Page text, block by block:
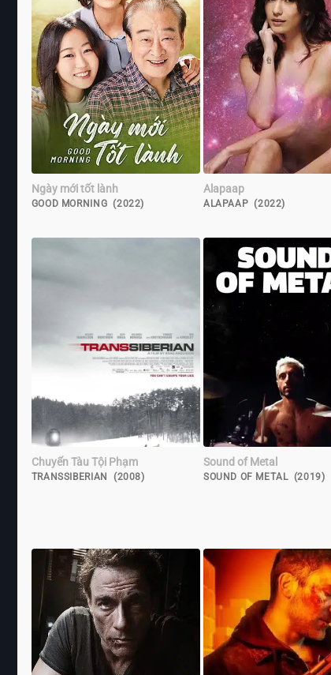
Ngày mới tốt lành
GOOD MORNING (2022)
Alapaap
ALAPAAP (2022)
Chuyến Tàu Tội Phạm
TRANSSIBERIAN (2008)
Sound of Metal
SOUND OF METAL (2019)